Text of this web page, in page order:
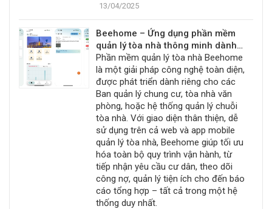
13/04/2025
Beehome – Ứng dụng phần mềm
quản lý tòa nhà thông minh dành
cho Ban quản lý
Phần mềm quản lý tòa nhà Beehome
là một giải pháp công nghệ toàn diện,
được phát triển dành riêng cho các
Ban quản lý chung cư, tòa nhà văn
phòng, hoặc hệ thống quản lý chuỗi
tòa nhà. Với giao diện thân thiện, dễ
sử dụng trên cả web và app mobile
quản lý tòa nhà, Beehome giúp tối ưu
hóa toàn bộ quy trình vận hành, từ
tiếp nhận yêu cầu cư dân, theo dõi
công nợ, quản lý tiện ích cho đến báo
cáo tổng hợp – tất cả trong một hệ
thống duy nhất.